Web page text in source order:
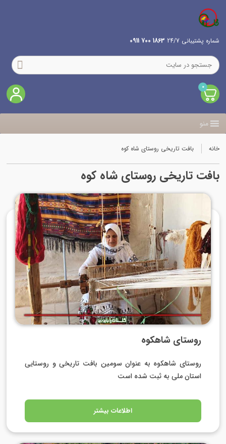
شماره پشتیبانی 24/7 1863 700 0911
0
منو
خانه بافت تاریخی روستای شاه کوه
بافت تاریخی روستای شاه کوه
روستای شاهکوه
روستای شاه­کوه به عنوان سومین بافت تاریخی و روستایی
استان ملی به ثبت شده است
اطلاعات بیشتر